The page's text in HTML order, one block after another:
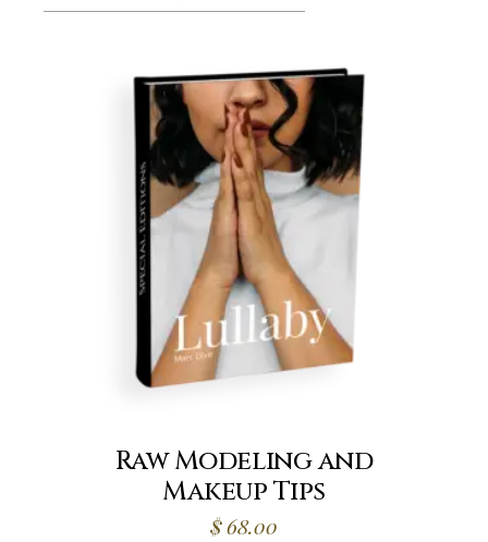
Raw Modeling and
Makeup Tips
$68.00